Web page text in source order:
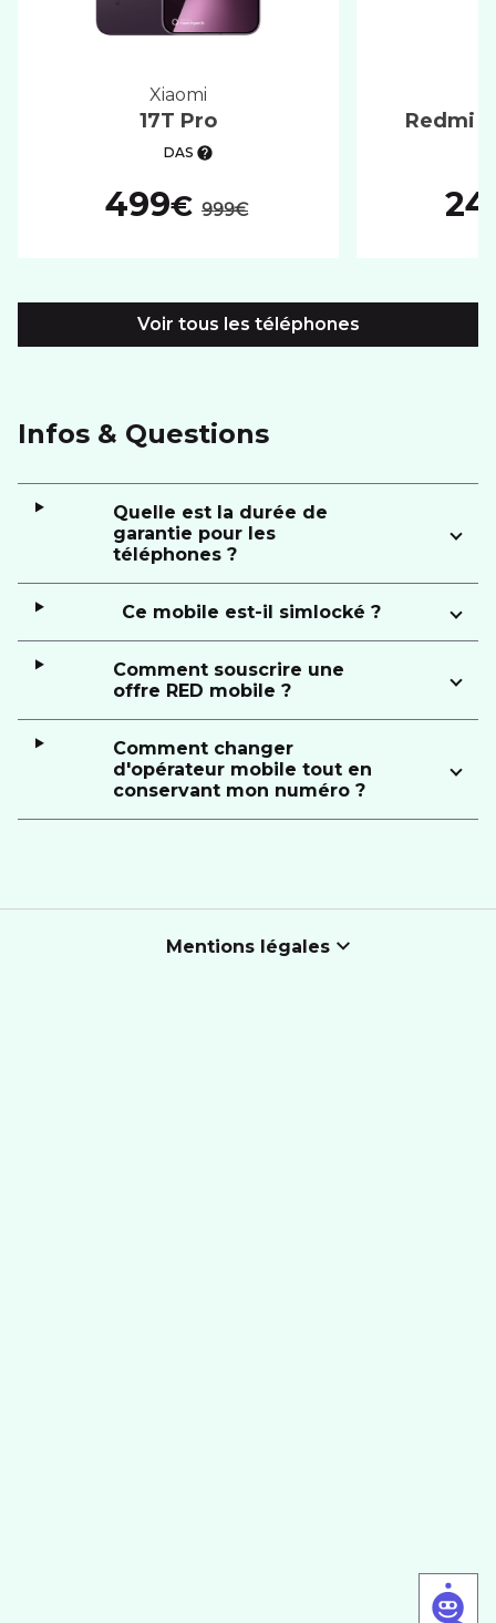
xiaomi
17T Pro
DAS
499€ 999€
Redmi
Voir tous les téléphones
Infos & Questions
Quelle est la durée de
garantie pour les
téléphones ?
Ce mobile est-il simlocké ?
Comment souscrire une
offre RED mobile ?
Comment changer
d'opérateur mobile tout en
conservant mon numéro ?
Mentions légales